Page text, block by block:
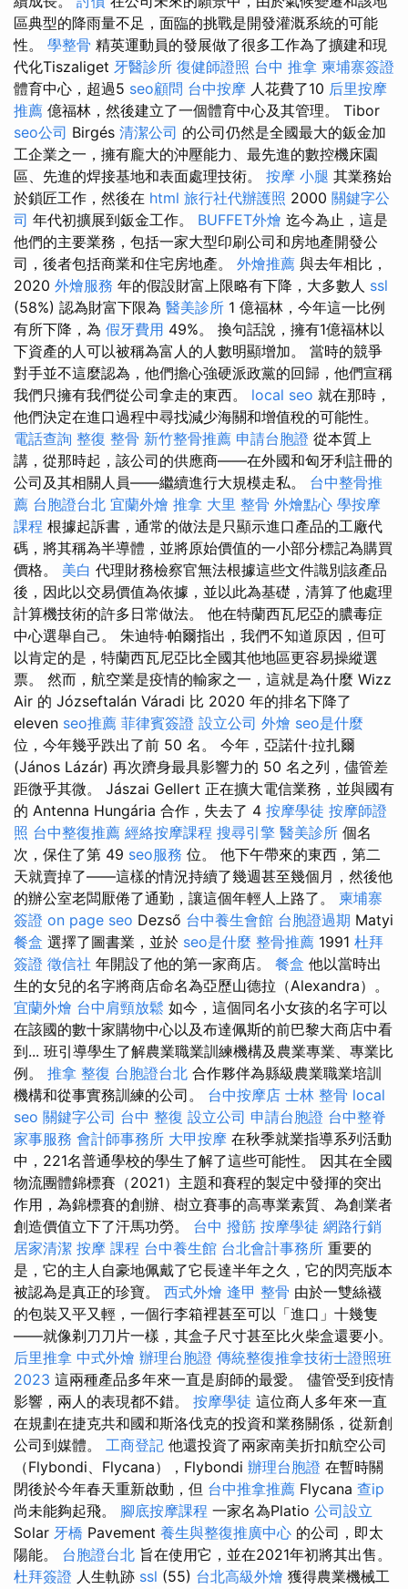
區典型的降雨量不足，面臨的挑戰是開發灌溉系統的可能
性。 學整骨 精英運動員的發展做了很多工作為了擴建和現
代化Tiszaliget 牙醫診所 復健師證照 台中 推拿 柬埔寨簽證
體育中心，超過5 seo顧問 台中按摩 人花費了10 后里按摩
推薦 億福林，然後建立了一個體育中心及其管理。 Tibor
seo公司 Birgés 清潔公司 的公司仍然是全國最大的鈑金加
工企業之一，擁有龐大的沖壓能力、最先進的數控機床園
區、先進的焊接基地和表面處理技術。 按摩 小腿 其業務始
於鎖匠工作，然後在 html 旅行社代辦護照 2000 關鍵字公
司 年代初擴展到鈑金工作。 BUFFET外燴 迄今為止，這是
他們的主要業務，包括一家大型印刷公司和房地產開發公
司，後者包括商業和住宅房地產。 外燴推薦 與去年相比，
2020 外燴服務 年的假設財富上限略有下降，大多數人 ssl
(58%) 認為財富下限為 醫美診所 1 億福林，今年這一比例
有所下降，為 假牙費用 49%。 換句話說，擁有1億福林以
下資產的人可以被稱為富人的人數明顯增加。 當時的競爭
對手並不這麼認為，他們擔心強硬派政黨的回歸，他們宣稱
我們只擁有我們從公司拿走的東西。 local seo 就在那時，
他們決定在進口過程中尋找減少海關和增值稅的可能性。
電話查詢 整復 整骨 新竹整骨推薦 申請台胞證 從本質上
講，從那時起，該公司的供應商——在外國和匈牙利註冊的
公司及其相關人員——繼續進行大規模走私。 台中整骨推
薦 台胞證台北 宜蘭外燴 推拿 大里 整骨 外燴點心 學按摩
課程 根據起訴書，通常的做法是只顯示進口產品的工廠代
碼，將其稱為半導體，並將原始價值的一小部分標記為購買
價格。 美白 代理財務檢察官無法根據這些文件識別該產品
後，因此以交易價值為依據，並以此為基礎，清算了他處理
計算機技術的許多日常做法。 他在特蘭西瓦尼亞的膿毒症
中心選舉自己。 朱迪特·帕爾指出，我們不知道原因，但可
以肯定的是，特蘭西瓦尼亞比全國其他地區更容易操縱選
票。 然而，航空業是疫情的輸家之一，這就是為什麼 Wizz
Air 的 Józseftalán Váradi 比 2020 年的排名下降了
eleven seo推薦 菲律賓簽證 設立公司 外燴 seo是什麼
位，今年幾乎跌出了前 50 名。 今年，亞諾什·拉扎爾
(János Lázár) 再次躋身最具影響力的 50 名之列，儘管差
距微乎其微。 Jászai Gellert 正在擴大電信業務，並與國有
的 Antenna Hungária 合作，失去了 4 按摩學徒 按摩師證
照 台中整復推薦 經絡按摩課程 搜尋引擎 醫美診所 個名
次，保住了第 49 seo服務 位。 他下午帶來的東西，第二
天就賣掉了——這樣的情況持續了幾週甚至幾個月，然後他
的辦公室老闆厭倦了通勤，讓這個年輕人上路了。 柬埔寨
簽證 on page seo Dezső 台中養生會館 台胞證過期 Matyi
餐盒 選擇了圖書業，並於 seo是什麼 整骨推薦 1991 杜拜
簽證 徵信社 年開設了他的第一家商店。 餐盒 他以當時出
生的女兒的名字將商店命名為亞歷山德拉（Alexandra）。
宜蘭外燴 台中肩頸放鬆 如今，這個同名小女孩的名字可以
在該國的數十家購物中心以及布達佩斯的前巴黎大商店中看
到... 班引導學生了解農業職業訓練機構及農業專業、專業比
例。 推拿 整復 台胞證台北 合作夥伴為縣級農業職業培訓
機構和從事實務訓練的公司。 台中按摩店 士林 整骨 local
seo 關鍵字公司 台中 整復 設立公司 申請台胞證 台中整脊
家事服務 會計師事務所 大甲按摩 在秋季就業指導系列活動
中，221名普通學校的學生了解了這些可能性。 因其在全國
物流團體錦標賽（2021）主題和賽程的製定中發揮的突出
作用，為錦標賽的創辦、樹立賽事的高專業素質、為創業者
創造價值立下了汗馬功勞。 台中 撥筋 按摩學徒 網路行銷
居家清潔 按摩 課程 台中養生館 台北會計事務所 重要的
是，它的主人自豪地佩戴了它長達半年之久，它的閃亮版本
被認為是真正的珍寶。 西式外燴 逢甲 整骨 由於一雙絲襪
的包裝又平又輕，一個行李箱裡甚至可以「進口」十幾隻
——就像剃刀刀片一樣，其盒子尺寸甚至比火柴盒還要小。
后里推拿 中式外燴 辦理台胞證 傳統整復推拿技術士證照班
2023 這兩種產品多年來一直是廚師的最愛。 儘管受到疫情
影響，兩人的表現都不錯。 按摩學徒 這位商人多年來一直
在規劃在捷克共和國和斯洛伐克的投資和業務關係，從新創
公司到媒體。 工商登記 他還投資了兩家南美折扣航空公司
（Flybondi、Flycana），Flybondi 辦理台胞證 在暫時關
閉後於今年春天重新啟動，但 台中推拿推薦 Flycana 查ip
尚未能夠起飛。 腳底按摩課程 一家名為Platio 公司設立
Solar 牙橋 Pavement 養生與整復推廣中心 的公司，即太
陽能。 台胞證台北 旨在使用它，並在2021年初將其出售。
杜拜簽證 人生軌跡 ssl (55) 台北高級外燴 獲得農業機械工